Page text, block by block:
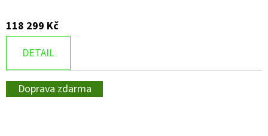
118 299 Kč
DETAIL
Doprava zdarma